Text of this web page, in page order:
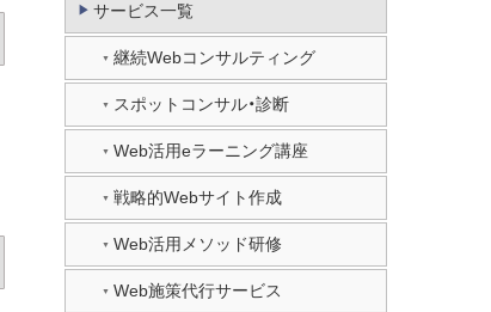
サービス一覧
継続Webコンサルティング
スポットコンサル・診断
Web活用eラーニング講座
戦略的Webサイト作成
Web活用メソッド研修
Web施策代行サービス